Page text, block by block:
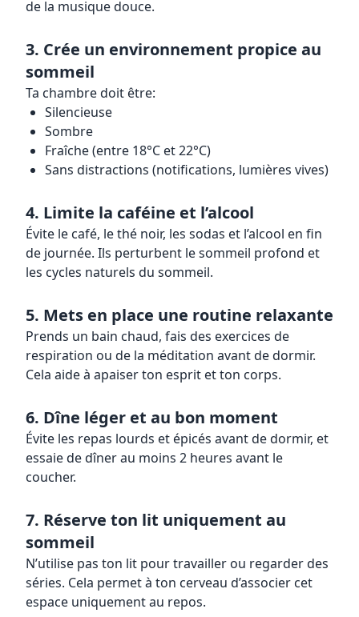
de la musique douce.
3. Crée un environnement propice au
sommeil
Ta chambre doit être:
Silencieuse
Sombre
Fraîche (entre 18°C et 22°C)
Sans distractions (notifications, lumières vives)
4. Limite la caféine et l’alcool
Évite le café, le thé noir, les sodas et l’alcool en fin
de journée. Ils perturbent le sommeil profond et
les cycles naturels du sommeil.
5. Mets en place une routine relaxante
Prends un bain chaud, fais des exercices de
respiration ou de la méditation avant de dormir.
Cela aide à apaiser ton esprit et ton corps.
6. Dîne léger et au bon moment
Évite les repas lourds et épicés avant de dormir, et
essaie de dîner au moins 2 heures avant le
coucher.
7. Réserve ton lit uniquement au
sommeil
N’utilise pas ton lit pour travailler ou regarder des
séries. Cela permet à ton cerveau d’associer cet
espace uniquement au repos.